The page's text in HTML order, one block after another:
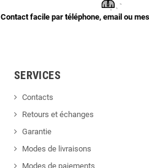
Contact facile par téléphone, email ou
SERVICES
Contacts
Retours et échanges
Garantie
Modes de livraisons
Modes de paiements